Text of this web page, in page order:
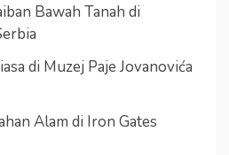
Bawah Tanah di
di Muzej Paje Jovanovića
Alam di Iron Gates